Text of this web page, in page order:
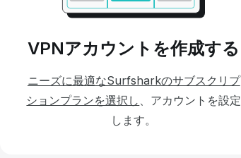
VPNアカウントを作成する
ニーズに最適なSurfsharkのサブスクリプ
ションプランを選択し
、アカウントを設定
します。